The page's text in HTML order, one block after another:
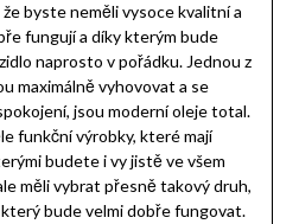
byste neměli vysoce kvalitní a
fungují a díky kterým bude
naprosto v pořádku. Jednou z
maximálně vyhovovat a se
jsou moderní oleje total.
funkční výrobky, které mají
budete i vy jistě ve všem
měli vybrat přesně takový druh,
bude velmi dobře fungovat.